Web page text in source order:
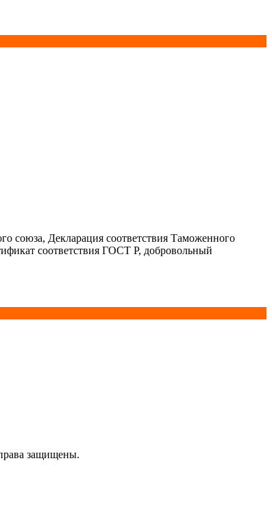
союза, Декларация соответствия Таможенного
соответствия ГОСТ Р, добровольный
защищены.